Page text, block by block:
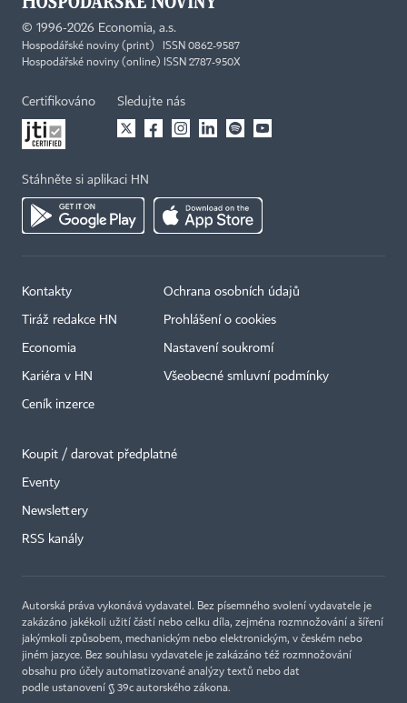
© 1996-2026 Economia, a.s.
Hospodářské noviny (print) ISSN 0862-9587
Hospodářské noviny (online) ISSN 2787-950X
Certifikováno Sledujte nás
Stáhněte si aplikaci HN
Kontakty
Tiráž redakce HN
Economia
Kariéra v HN
Ceník inzerce
Ochrana osobních údajů
Prohlášení o cookies
Nastavení soukromí
Všeobecné smluvní podmínky
Koupit / darovat předplatné
Eventy
Newslettery
RSS kanály
Autorská práva vykonává vydavatel. Bez písemného svolení vydavatele je
zakázáno jakékoli užití částí nebo celku díla, zejména rozmnožování a šíření
jakýmkoli způsobem, mechanickým nebo elektronickým, v českém nebo
jiném jazyce. Bez souhlasu vydavatele je zakázáno též rozmnožování
obsahu pro účely automatizované analýzy textů nebo dat
podle ustanovení § 39c autorského zákona.